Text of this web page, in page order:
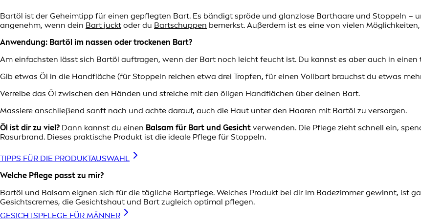
Bartöl ist der Geheimtipp für einen gepflegten Bart. Es bändigt spröde und glanzlose Barthaare und Stoppeln –
angenehm, wenn dein Bart juckt oder du Bartschuppen bemerkst. Außerdem ist es eine von vielen Möglichkeiten,
Anwendung: Bartöl im nassen oder trockenen Bart?
Am einfachsten lässt sich Bartöl auftragen, wenn der Bart noch leicht feucht ist. Du kannst es aber auch in einen
Gib etwas Öl in die Handfläche (für Stoppeln reichen etwa drei Tropfen, für einen Vollbart brauchst du etwas
Verreibe das Öl zwischen den Händen und streiche mit den öligen Handflächen über deinen Bart.
Massiere anschließend sanft nach und achte darauf, auch die Haut unter den Haaren mit Bartöl zu versorgen.
Öl ist dir zu viel? Dann kannst du einen Balsam für Bart und Gesicht verwenden. Die Pflege zieht schnell ein,
Rasurbrand. Dieses praktische Produkt ist die ideale Pflege für Stoppeln.
TIPPS FÜR DIE PRODUKTAUSWAHL
Welche Pflege passt zu mir?
Bartöl und Balsam eignen sich für die tägliche Bartpflege. Welches Produkt bei dir im Badezimmer gewinnt, ist
Gesichtscremes, die Gesichtshaut und Bart zugleich optimal pflegen.
GESICHTSPFLEGE FÜR MÄNNER